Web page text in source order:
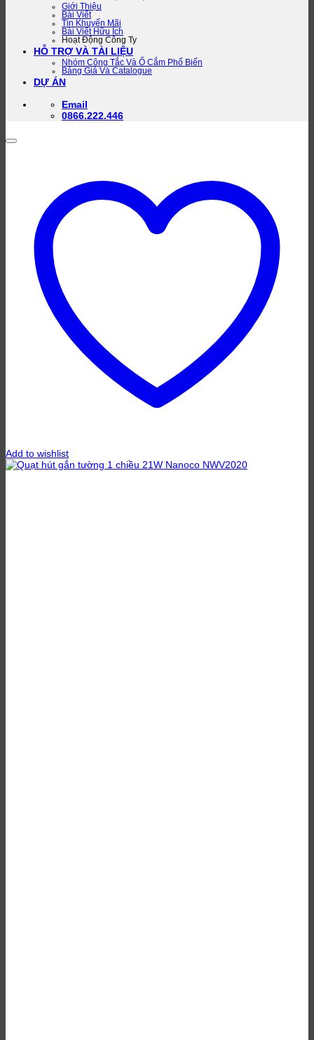
Giới Thiệu
Bài Viết
Tin Khuyến Mãi
Bài Viết Hữu Ích
Hoạt Động Công Ty
HỖ TRỢ VÀ TÀI LIỆU
Nhóm Công Tắc Và Ổ Cắm Phổ Biến
Bảng Giá Và Catalogue
DỰ ÁN
Email
0866.222.446
Add to wishlist